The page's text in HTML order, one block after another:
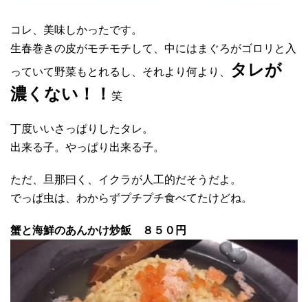
コレ、美味しかったです。
生春巻きの皮がモチモチして、中にはまぐろがゴロリと入
っていて野菜もとれるし、それより何より、
タレが
濃くない！！ 笑
丁度いいさっぱりしたタレ。
出来る子。やっぱり出来る子。
ただ、旦那曰く、イクラが人工的だそうだよ。
でっぱ虫は、わからずプチプチ食べてたけどね。
蟹と海鮮のあんかけ炒飯 ８５０円